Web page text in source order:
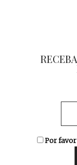
Por favor